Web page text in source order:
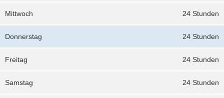
24 Stunden
Mittwoch
24 Stunden
Donnerstag
24 Stunden
Freitag
24 Stunden
Samstag